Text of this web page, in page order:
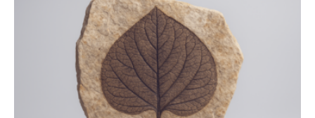
und Dr. Ismaila Francis Yusuf hat nun einen bislang
unbekannten Qualitätskontrollmechanismus des
peroxisomalen Proteintransports in der Bäckerhefe
Saccharomyces cerevisiae entdeckt, der für die
Funktionsfähigkeit der Organellen entscheidend ist. Die
Studie wurde am 28. Oktober 2025 in der
Fachzeitschrift…